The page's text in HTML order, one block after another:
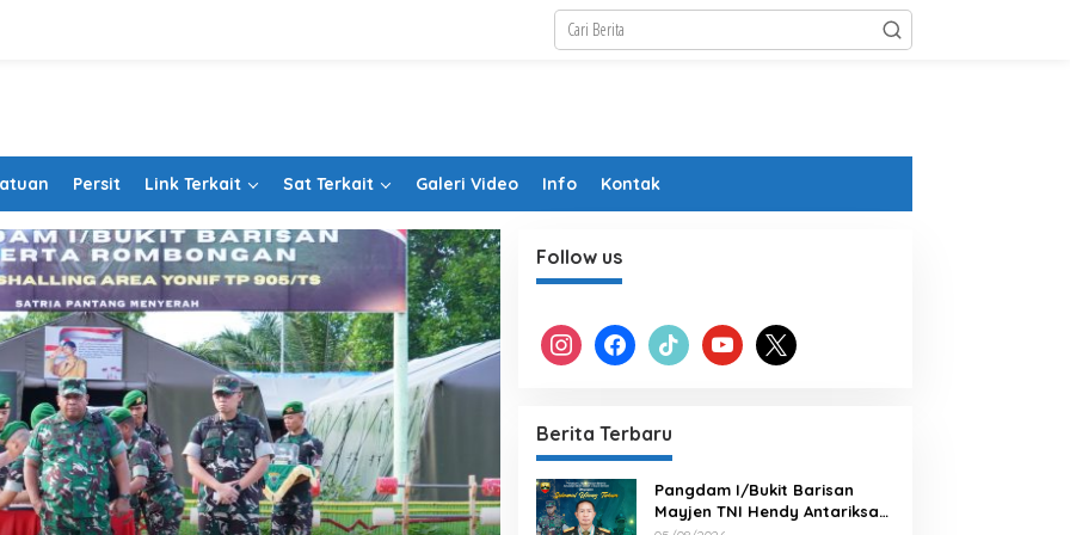
Persit Link Terkait Sat Terkait Galeri Video Info Kontak
Berita Utama
Follow us
instagram facebook tiktok youtube x
Berita Terbaru
Pangdam I/Bukit Barisan
Mayjen TNI Hendy Antariksa